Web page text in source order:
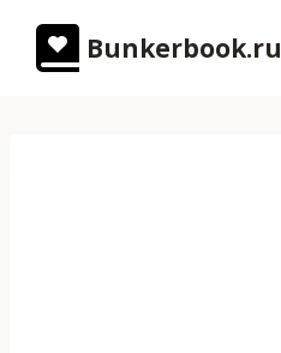
содержимому
Bunkerbook.ru